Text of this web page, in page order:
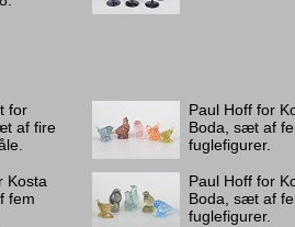
for
af fire
Paul Hoff for
Boda, sæt af
fuglefigurer.
Kosta
fem
Paul Hoff for
Boda, sæt af
fuglefigurer.